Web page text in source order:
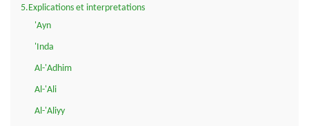
5.Explications et interpretations
'Ayn
'Inda
Al-'Adhim
Al-'Ali
Al-'Aliyy